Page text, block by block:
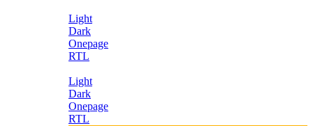
Light
Dark
Onepage
RTL
Light
Dark
Onepage
RTL